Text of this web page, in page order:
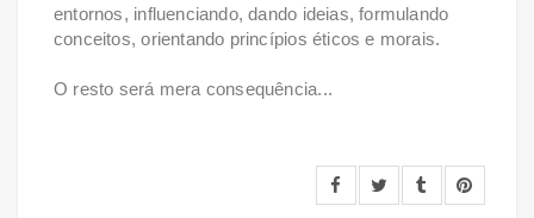
entornos, influenciando, dando ideias, formulando
conceitos, orientando princípios éticos e morais.
O resto será mera consequência...